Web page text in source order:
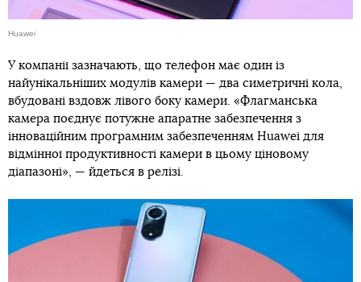
Huawei
У компанії зазначають, що телефон має один із
найунікальніших модулів камери — два симетричні кола,
вбудовані вздовж лівого боку камери. «Флагманська
камера поєднує потужне апаратне забезпечення з
інноваційним програмним забезпеченням Huawei для
відмінної продуктивності камери в цьому ціновому
діапазоні», — йдеться в релізі.